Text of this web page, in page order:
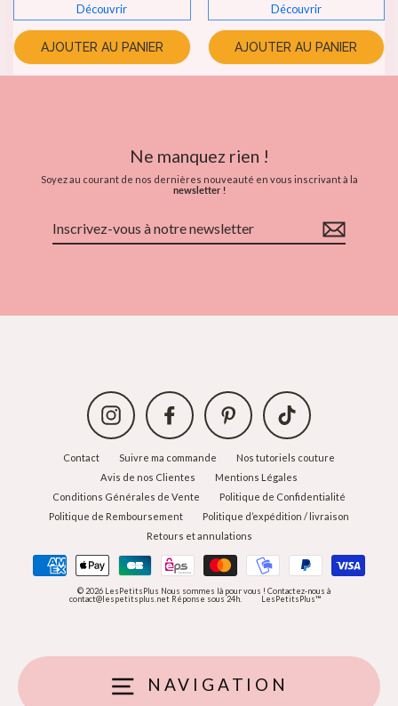
NAVIGATION
Découvrir
AJOUTER AU PANIER
Découvrir
AJOUTER AU PANIER
Ne manquez rien !
Soyez au courant de nos dernières nouveauté en vous inscrivant à la
newsletter !
Instagram Facebook Pinterest TikTok
Contact Suivre ma commande
Nos tutoriels couture
Avis de nos Clientes
Mentions Légales
Conditions Générales de Vente
Politique de Confidentialité
Politique de Remboursement
Politique d’expédition / livraison
Retours et annulations
© 2026 LesPetitsPlus Nous sommes là pour vous ! Contactez-nous à
contact@lespetitsplus.net Réponse sous 24h.
LesPetitsPlus™